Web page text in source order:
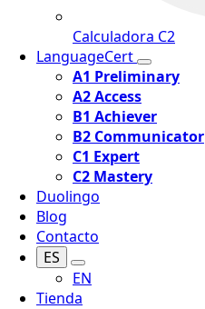
Calculadora C2
LanguageCert
A1 Preliminary
A2 Access
B1 Achiever
B2 Communicator
C1 Expert
C2 Mastery
Duolingo
Blog
Contacto
ES
EN
Tienda